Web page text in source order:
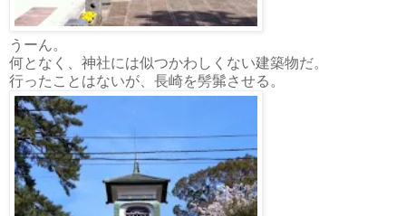
うーん。
何となく、神社には似つかわしくない建築物だ。
行ったことはないが、長崎を髣髴させる。